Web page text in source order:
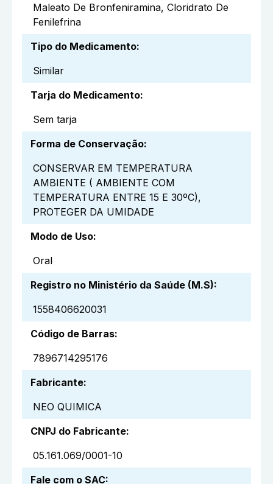
Maleato De Bronfeniramina, Cloridrato De
Fenilefrina
Tipo do Medicamento:
Similar
Tarja do Medicamento:
Sem tarja
Forma de Conservação:
CONSERVAR EM TEMPERATURA
AMBIENTE ( AMBIENTE COM
TEMPERATURA ENTRE 15 E 30ºC),
PROTEGER DA UMIDADE
Modo de Uso:
Oral
Registro no Ministério da Saúde (M.S):
1558406620031
Código de Barras:
7896714295176
Fabricante:
NEO QUIMICA
CNPJ do Fabricante:
05.161.069/0001-10
Fale com o SAC: